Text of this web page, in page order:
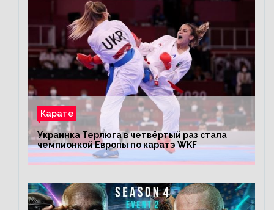
Карате
Украинка Терлюга в четвёртый раз стала
чемпионкой Европы по каратэ WKF